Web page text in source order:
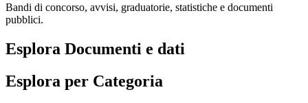
Bandi di concorso, avvisi, graduatorie, statistiche e documenti
pubblici.
Esplora Documenti e dati
Esplora per Categoria